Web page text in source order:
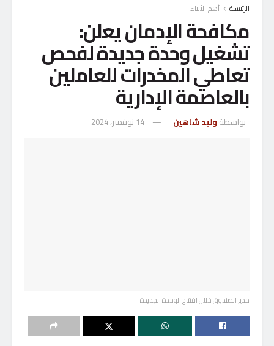
الرئيسية أهم الأنباء
مكافحة الإدمان يعلن:
تشغيل وحدة جديدة لفحص
تعاطي المخدرات للعاملين
بالعاصمة الإدارية
بواسطة وليد شاهين 14 نوفمبر، 2024
مدير الصندوق خلال افتتاح الوحدة الجديدة